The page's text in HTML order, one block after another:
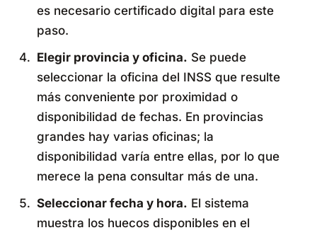
es necesario certificado digital para este
paso.
Elegir provincia y oficina. Se puede
seleccionar la oficina del INSS que resulte
más conveniente por proximidad o
disponibilidad de fechas. En provincias
grandes hay varias oficinas; la
disponibilidad varía entre ellas, por lo que
merece la pena consultar más de una.
Seleccionar fecha y hora. El sistema
muestra los huecos disponibles en el